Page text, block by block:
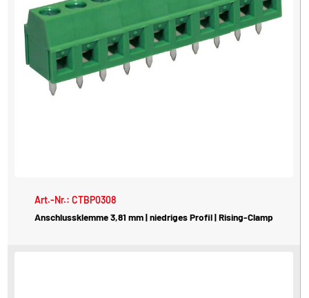
Art.-Nr.: CTBP0308
Anschlussklemme 3,81 mm | niedriges Profil | Rising-Clamp